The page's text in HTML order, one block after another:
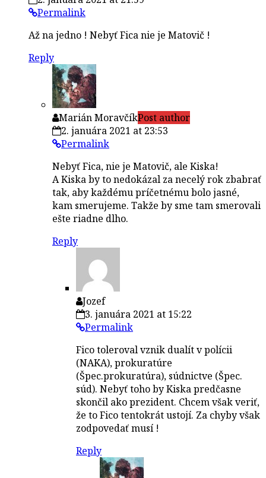
Permalink
Až na jedno ! Nebyť Fica nie je Matovič !
Reply
Marián MoravčíkPost author
2. januára 2021 at 23:53
Permalink
Nebyť Fica, nie je Matovič, ale Kiska!
A Kiska by to nedokázal za necelý rok zbabrať
tak, aby každému príčetnému bolo jasné,
kam smerujeme. Takže by sme tam smerovali
ešte riadne dlho.
Reply
Jozef
3. januára 2021 at 15:22
Permalink
Fico toleroval vznik dualít v polícii
(NAKA), prokuratúre
(Špec.prokuratúra), súdnictve (Špec.
súd). Nebyť toho by Kiska predčasne
skončil ako prezident. Chcem však veriť,
že to Fico tentokrát ustojí. Za chyby však
zodpovedať musí !
Reply